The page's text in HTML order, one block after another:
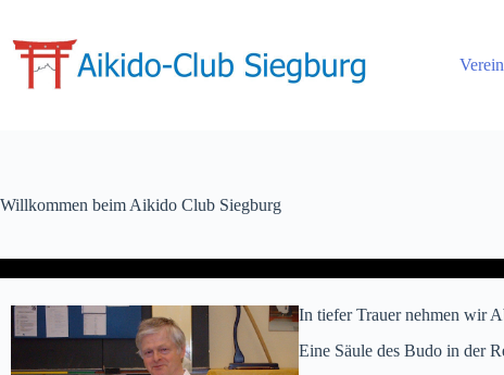
Verein
Willkommen beim Aikido Club Siegburg
In tiefer Trauer nehmen wir
Eine Säule des Budo in der